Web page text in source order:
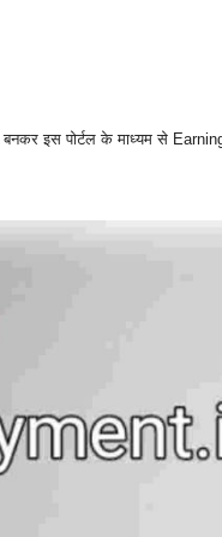
बनकर इस पोर्टल के माध्यम से